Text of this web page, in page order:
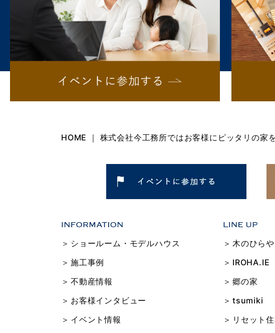
HOME ｜ 株式会社今工務所ではお客様にピッタリの家
ショールーム・モデルハウス
施工事例
不動産情報
お客様インタビュー
イベント情報
木のひらや
IROHA.IE
郷の家
tsumiki
リセット